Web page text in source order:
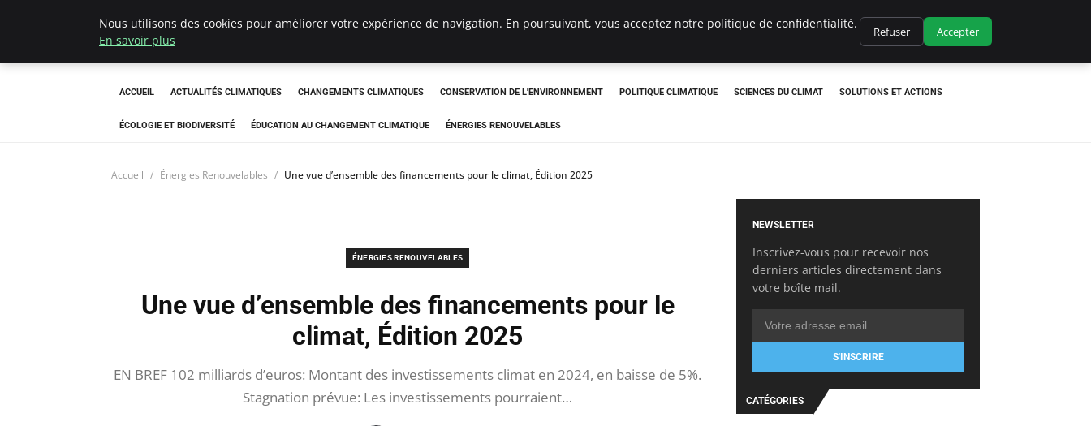
Climatedebtagents
ACCUEIL ACTUALITÉS CLIMATIQUES CHANGEMENTS CLIMATIQUES CONSERVATION DE L'ENVIRONNEMENT POLITIQUE CLIMATIQUE SCIENCES DU CLIMAT SOLUTIONS ET ACTIONS
ÉCOLOGIE ET BIODIVERSITÉ ÉDUCATION AU CHANGEMENT CLIMATIQUE ÉNERGIES RENOUVELABLES
Accueil Énergies Renouvelables Une vue d’ensemble des financements pour le climat, Édition 2025
ÉNERGIES RENOUVELABLES
Une vue d’ensemble des financements pour le
climat, Édition 2025
EN BREF 102 milliards d’euros: Montant des investissements climat en 2024, en baisse de 5%.
Stagnation prévue: Les investissements pourraient…
NEWSLETTER
Inscrivez-vous pour recevoir nos
derniers articles directement dans
votre boîte mail.
S'INSCRIRE
CATÉGORIES
Nous utilisons des cookies pour améliorer votre expérience de navigation. En poursuivant, vous acceptez notre politique de confidentialité.
En savoir plus
Refuser Accepter